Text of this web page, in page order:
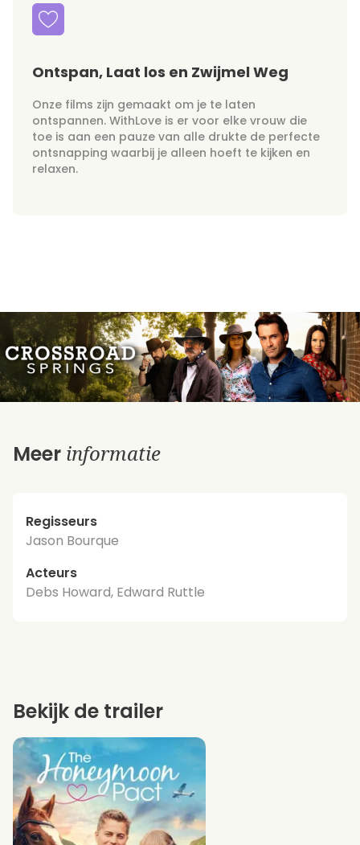
Ontspan, Laat los en Zwijmel Weg
Onze films zijn gemaakt om je te laten
ontspannen. WithLove is er voor elke vrouw die
toe is aan een pauze van alle drukte de perfecte
ontsnapping waarbij je alleen hoeft te kijken en
relaxen.
Meer informatie
Regisseurs
Jason Bourque
Acteurs
Debs Howard, Edward Ruttle
Bekijk de trailer